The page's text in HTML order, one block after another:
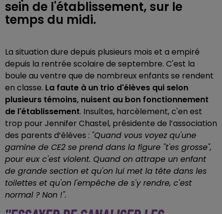
sein de l'établissement, sur le
temps du midi.
La situation dure depuis plusieurs mois et a empiré
depuis la rentrée scolaire de septembre. C'est la
boule au ventre que de nombreux enfants se rendent
en classe. La faute à un trio d'élèves qui selon
plusieurs témoins, nuisent au bon fonctionnement
de l'établissement. Insultes, harcèlement, c'en est
trop pour Jennifer Chastel, présidente de l’association
des parents d’élèves : "Quand vous voyez qu'une
gamine de CE2 se prend dans la figure "t'es grosse",
pour eux c'est violent. Quand on attrape un enfant
de grande section et qu'on lui met la tête dans les
toilettes et qu'on l'empêche de s'y rendre, c'est
normal ? Non !".